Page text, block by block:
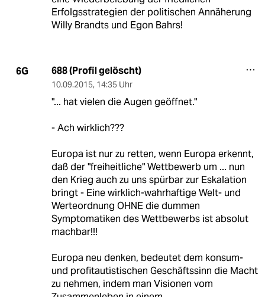
Erfolgsstrategien der politischen Annäherung
Willy Brandts und Egon Bahrs!
6G 688 (Profil gelöscht)
10.09.2015, 14:35 Uhr
"... hat vielen die Augen geöffnet."
- Ach wirklich???
Europa ist nur zu retten, wenn Europa erkennt,
daß der "freiheitliche" Wettbewerb um ... nun
den Krieg auch zu uns spürbar zur Eskalation
bringt - Eine wirklich-wahrhaftige Welt- und
Werteordnung OHNE die dummen
Symptomatiken des Wettbewerbs ist absolut
machbar!!!
Europa neu denken, bedeutet dem konsum-
und profitautistischen Geschäftssinn die Macht
zu nehmen, indem man Visionen vom